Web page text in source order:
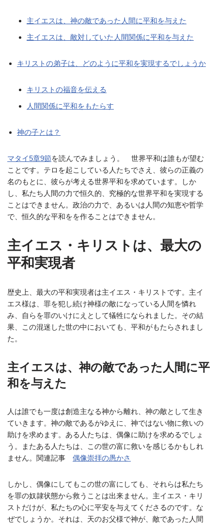
主イエスは、神の敵であった人間に平和を与えた
主イエスは、敵対していた人間関係に平和を与えた
キリストの弟子は、どのように平和を実現するでしょうか
キリストの福音を伝える
人間関係に平和をもたらす
神の子とは？
マタイ5章9節を読んでみましょう。 世界平和は誰もが望む
ことです。テロを起こしている人たちでさえ、彼らの正義の
名のもとに、彼らが考える世界平和を求めています。しか
し、私たち人間の力で恒久的、究極的な世界平和を実現する
ことはできません。政治の力で、あるいは人間の知恵や哲学
で、恒久的な平和をを作ることはできません。
主イエス・キリストは、最大の
平和実現者
歴史上、最大の平和実現者は主イエス・キリストです。主イ
エス様は、罪を犯し続け神様の敵になっている人間を憐れ
み、自らを罪のいけにえとして犠牲になられました。その結
果、この混迷した世の中においても、平和がもたらされまし
た。
主イエスは、神の敵であった人間に平
和を与えた
人は誰でも一度は創造主なる神から離れ、神の敵として生き
ていきます。神の敵であるがゆえに、神ではない物に救いの
助けを求めます。ある人たちは、偶像に助けを求めるでしょ
う。またある人たちは、この世の富に救いを感じるかもしれ
ません。関連記事 偶像崇拝の愚かさ
しかし、偶像にしてもこの世の富にしても、それらは私たち
を罪の奴隷状態から救うことは出来ません。主イエス・キリ
ストだけが、私たちの心に平安を与えてくださるのです。な
ぜでしょうか。それは、天のお父様で神が、敵であった人間